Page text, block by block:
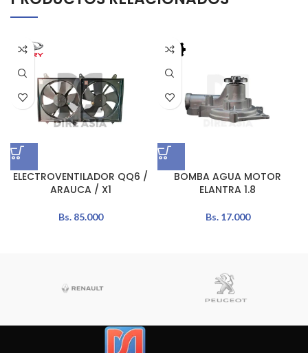
ELECTROVENTILADOR QQ6 /
ARAUCA / X1
Bs.85.000
BOMBA AGUA MOTOR
ELANTRA 1.8
Bs.17.000